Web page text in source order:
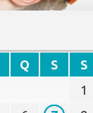
Q S
S
1